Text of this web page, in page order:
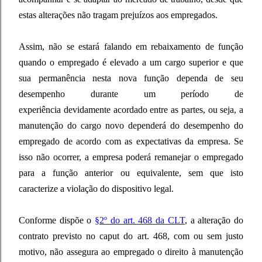
estas alterações não tragam prejuízos aos empregados.
Assim, não se estará falando em rebaixamento de função
quando o empregado é elevado a um cargo superior e que
sua permanência nesta nova função dependa de seu
desempenho durante um período de
experiência devidamente acordado entre as partes, ou seja, a
manutenção do cargo novo dependerá do desempenho do
empregado de acordo com as expectativas da empresa. Se
isso não ocorrer, a empresa poderá remanejar o empregado
para a função anterior ou equivalente, sem que isto
caracterize a violação do dispositivo legal.
Conforme dispõe o §2º do art. 468 da CLT, a alteração do
contrato previsto no caput do art. 468, com ou sem justo
motivo, não assegura ao empregado o direito à manutenção